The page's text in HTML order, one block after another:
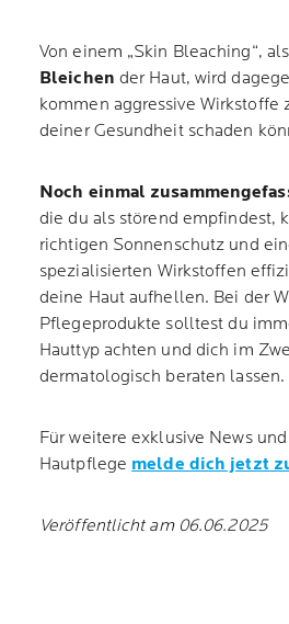
Von einem „Skin Bleaching“,
Bleichen der Haut, wird
kommen aggressive Wirkstoffe
deiner Gesundheit schaden
Noch einmal
die du als störend empfindest,
richtigen Sonnenschutz und
spezialisierten Wirkstoffen
deine Haut aufhellen. Bei der
Pflegeprodukte solltest du
Hauttyp achten und dich im
dermatologisch beraten lassen.
Für weitere exklusive News
Hautpflege melde dich jetzt
Veröffentlicht am 06.06.2025